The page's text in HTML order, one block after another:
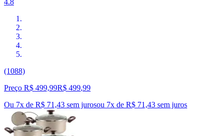
(1088)
Preço R$ 499,99R$ 499,99
Ou 7x de R$ 71,43 sem jurosou 7x de R$ 71,43 sem juros